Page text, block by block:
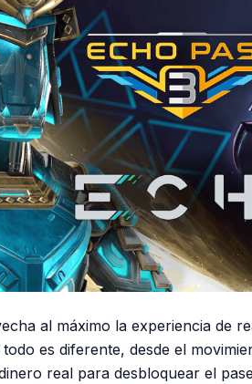
al máximo la experiencia de
es diferente, desde el
real para desbloquear el